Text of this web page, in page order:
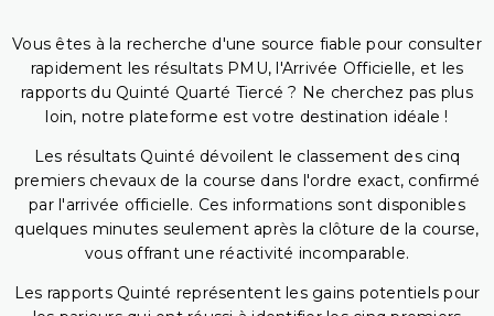
Vous êtes à la recherche d'une source fiable pour consulter
rapidement les résultats PMU, l'Arrivée Officielle, et les
rapports du Quinté Quarté Tiercé ? Ne cherchez pas plus
loin, notre plateforme est votre destination idéale !
Les résultats Quinté dévoilent le classement des cinq
premiers chevaux de la course dans l'ordre exact, confirmé
par l'arrivée officielle. Ces informations sont disponibles
quelques minutes seulement après la clôture de la course,
vous offrant une réactivité incomparable.
Les rapports Quinté représentent les gains potentiels pour